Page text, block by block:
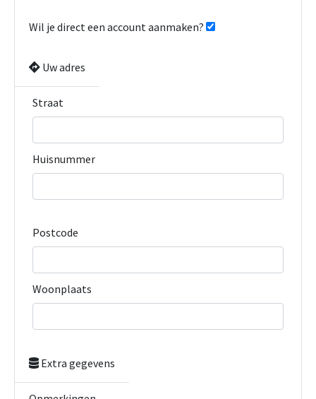
Wil je direct een account aanmaken?
Uw adres
Straat
Huisnummer
Postcode
Woonplaats
Extra gegevens